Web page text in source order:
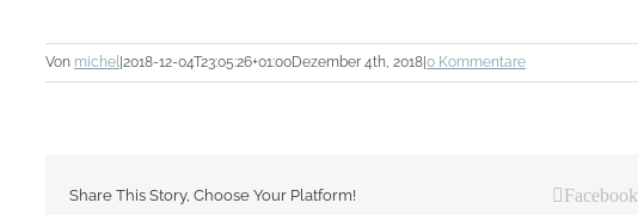
Von michel |2018-12-04T23:05:26+01:00Dezember 4th, 2018|0 Kommentare
Share This Story, Choose Your Platform! Facebook